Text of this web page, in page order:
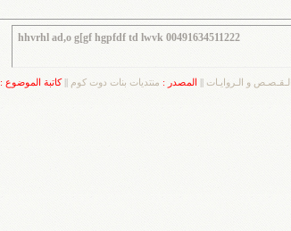
hhvrhl ad,o g[gf hgpfdf td lwvk 00491634511222
الـقـصـص و الـروايـات المصدر : منتديات بنات دوت كوم ||كاتبة الموضوع :